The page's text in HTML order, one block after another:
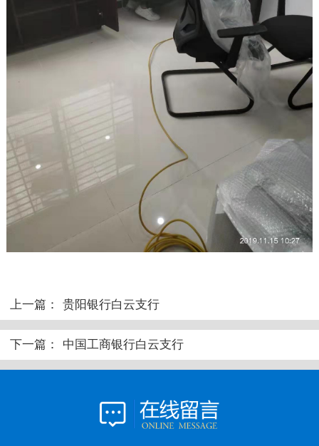
上一篇： 贵阳银行白云支行
下一篇： 中国工商银行白云支行